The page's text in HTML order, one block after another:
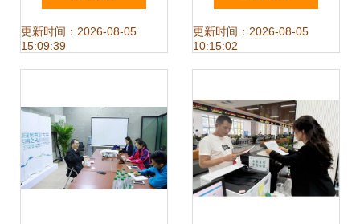
务,推广;产品设计;
更新时间：2026-08-05
15:09:39
方位解决方案的产
更新时间：2026-08-05
10:15:02